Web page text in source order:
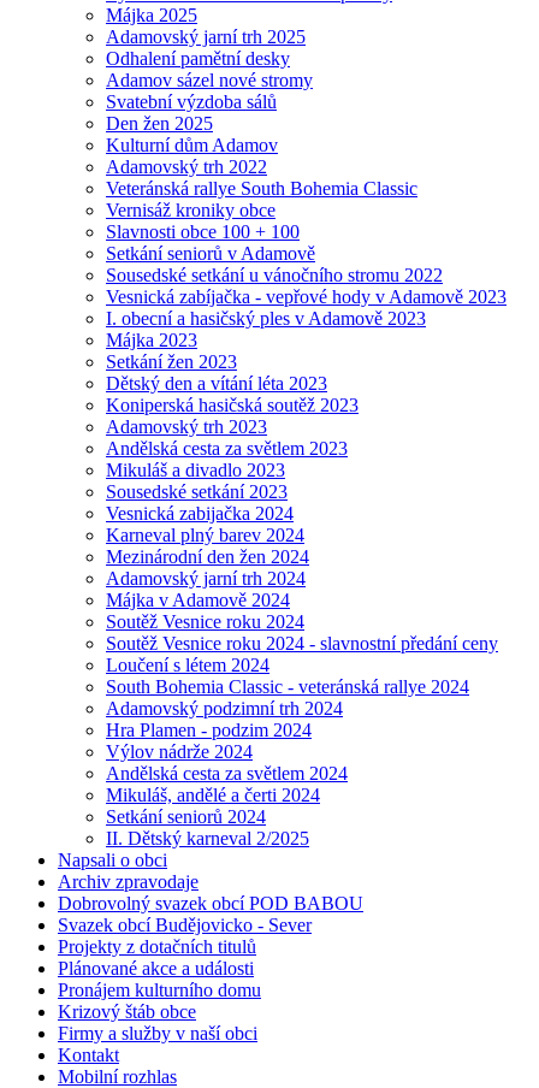
Májka 2025
Adamovský jarní trh 2025
Odhalení pamětní desky
Adamov sázel nové stromy
Svatební výzdoba sálů
Den žen 2025
Kulturní dům Adamov
Adamovský trh 2022
Veteránská rallye South Bohemia Classic
Vernisáž kroniky obce
Slavnosti obce 100 + 100
Setkání seniorů v Adamově
Sousedské setkání u vánočního stromu 2022
Vesnická zabíjačka - vepřové hody v Adamově 2023
I. obecní a hasičský ples v Adamově 2023
Májka 2023
Setkání žen 2023
Dětský den a vítání léta 2023
Koniperská hasičská soutěž 2023
Adamovský trh 2023
Andělská cesta za světlem 2023
Mikuláš a divadlo 2023
Sousedské setkání 2023
Vesnická zabijačka 2024
Karneval plný barev 2024
Mezinárodní den žen 2024
Adamovský jarní trh 2024
Májka v Adamově 2024
Soutěž Vesnice roku 2024
Soutěž Vesnice roku 2024 - slavnostní předání ceny
Loučení s létem 2024
South Bohemia Classic - veteránská rallye 2024
Adamovský podzimní trh 2024
Hra Plamen - podzim 2024
Výlov nádrže 2024
Andělská cesta za světlem 2024
Mikuláš, andělé a čerti 2024
Setkání seniorů 2024
II. Dětský karneval 2/2025
Napsali o obci
Archiv zpravodaje
Dobrovolný svazek obcí POD BABOU
Svazek obcí Budějovicko - Sever
Projekty z dotačních titulů
Plánované akce a události
Pronájem kulturního domu
Krizový štáb obce
Firmy a služby v naší obci
Kontakt
Mobilní rozhlas